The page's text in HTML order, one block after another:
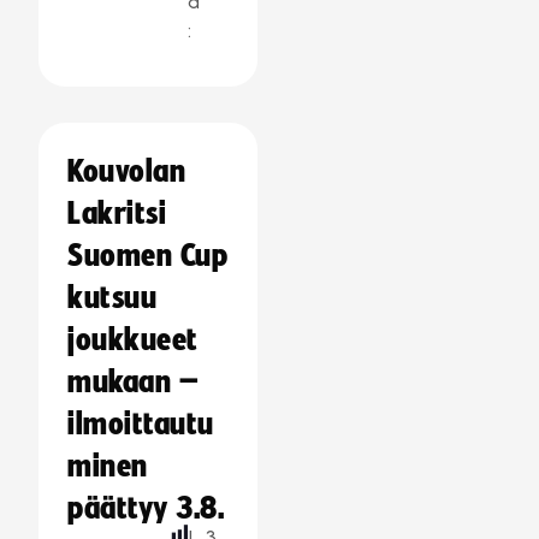
:
Kouvolan
Lakritsi
Suomen Cup
kutsuu
joukkueet
mukaan –
ilmoittautu
minen
päättyy 3.8.